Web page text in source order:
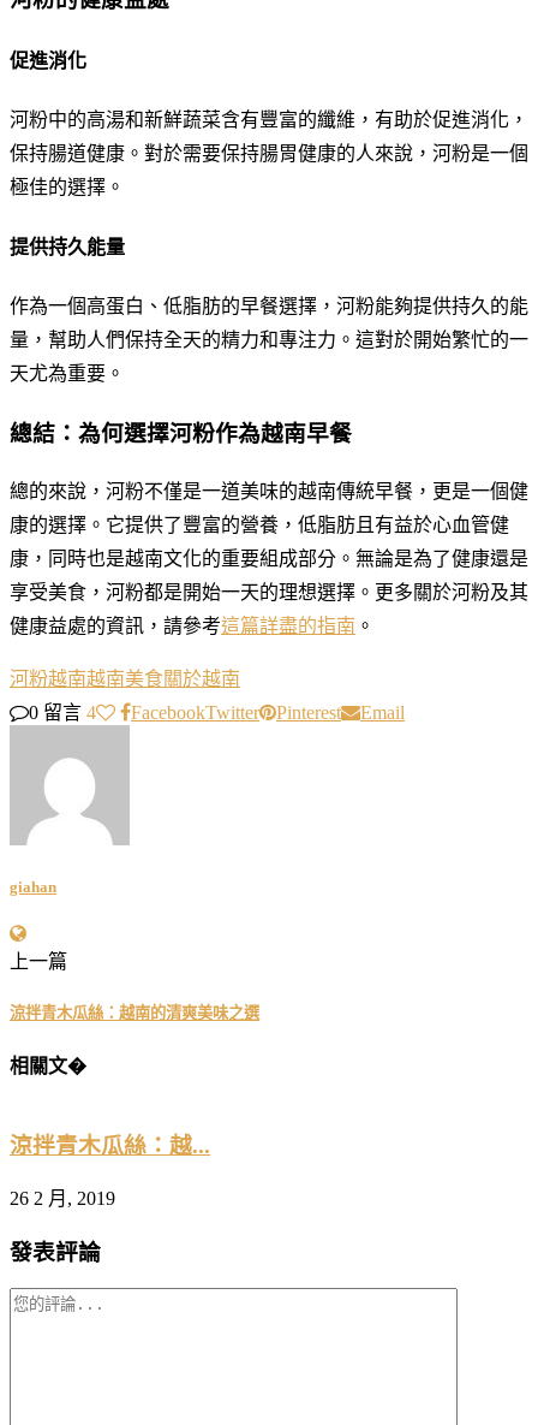
促進消化
河粉中的高湯和新鮮蔬菜含有豐富的纖維，有助於促進消化，
保持腸道健康。對於需要保持腸胃健康的人來說，河粉是一個
極佳的選擇。
提供持久能量
作為一個高蛋白、低脂肪的早餐選擇，河粉能夠提供持久的能
量，幫助人們保持全天的精力和專注力。這對於開始繁忙的一
天尤為重要。
總結：為何選擇河粉作為越南早餐
總的來說，河粉不僅是一道美味的越南傳統早餐，更是一個健
康的選擇。它提供了豐富的營養，低脂肪且有益於心血管健
康，同時也是越南文化的重要組成部分。無論是為了健康還是
享受美食，河粉都是開始一天的理想選擇。更多關於河粉及其
健康益處的資訊，請參考這篇詳盡的指南 。
河粉越南越南美食關於越南
0 留言 4 FacebookTwitter Pinterest Email
giahan
上一篇
涼拌青木瓜絲：越南的清爽美味之選
相關文�
涼拌青木瓜絲：越...
26 2 月, 2019
發表評論